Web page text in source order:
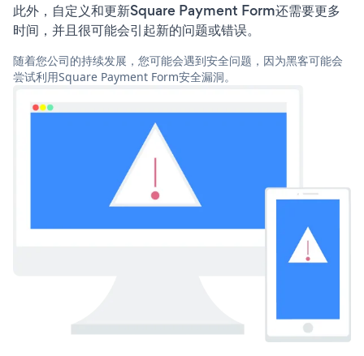
此外，自定义和更新Square Payment Form还需要更多
时间，并且很可能会引起新的问题或错误。
随着您公司的持续发展，您可能会遇到安全问题，因为黑客可能会
尝试利用Square Payment Form安全漏洞。